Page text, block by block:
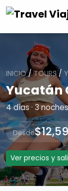
INICIO/TOURS/
Yucatán
4 días · 3
Desde
Ver precios y